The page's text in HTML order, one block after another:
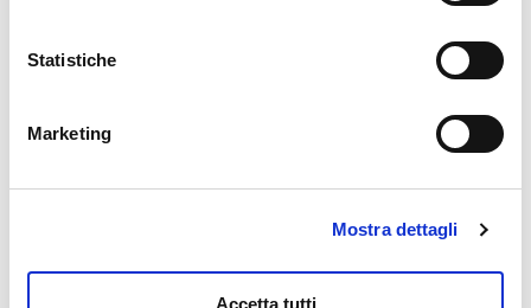
Statistiche
Marketing
Mostra dettagli
Accetta tutti
Barbie Fashion Bluetooth Headphones
Aggiungi al carrello